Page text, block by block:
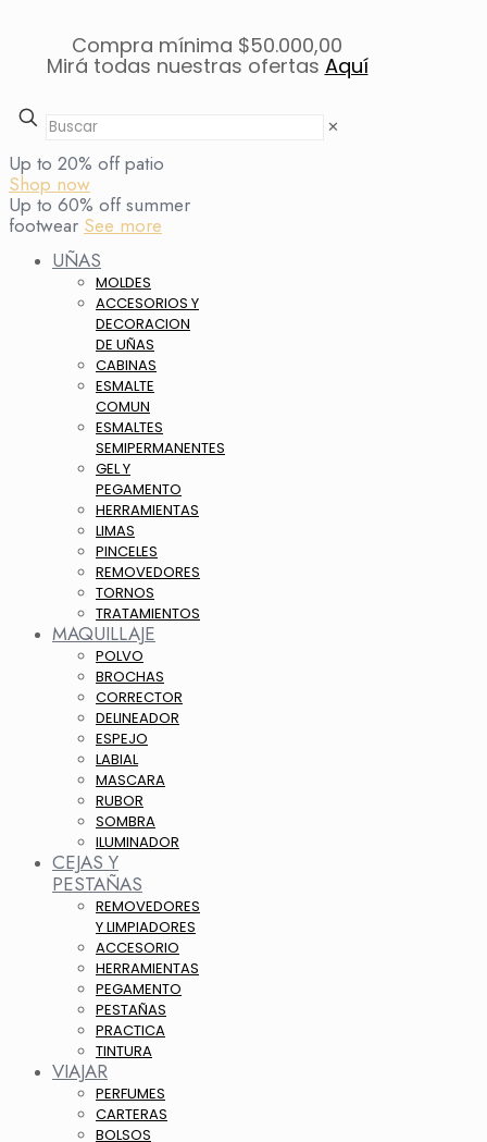
Compra mínima $50.000,00
Mirá todas nuestras ofertas Aquí
✕
Up to 20% off patio
Shop now
Up to 60% off summer
footwear See more
UÑAS
MOLDES
ACCESORIOS Y
DECORACION
DE UÑAS
CABINAS
ESMALTE
COMUN
ESMALTES
SEMIPERMANENTES
GEL Y
PEGAMENTO
HERRAMIENTAS
LIMAS
PINCELES
REMOVEDORES
TORNOS
TRATAMIENTOS
MAQUILLAJE
POLVO
BROCHAS
CORRECTOR
DELINEADOR
ESPEJO
LABIAL
MASCARA
RUBOR
SOMBRA
ILUMINADOR
CEJAS Y
PESTAÑAS
REMOVEDORES
Y LIMPIADORES
ACCESORIO
HERRAMIENTAS
PEGAMENTO
PESTAÑAS
PRACTICA
TINTURA
VIAJAR
PERFUMES
CARTERAS
BOLSOS